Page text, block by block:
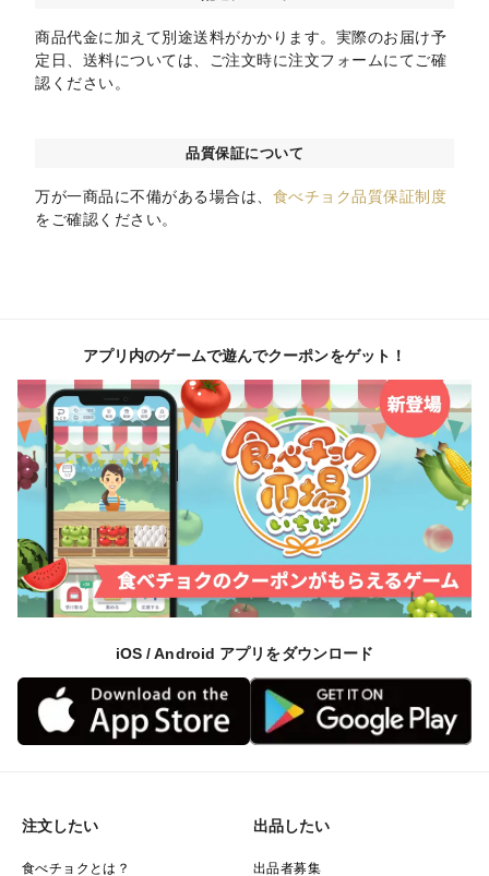
商品代金に加えて別途送料がかかります。実際のお届け予
定日、送料については、ご注文時に注文フォームにてご確
認ください。
品質保証について
万が一商品に不備がある場合は、 食べチョク品質保証制度
をご確認ください。
アプリ内のゲームで遊んでクーポンをゲット！
iOS / Android アプリをダウンロード
注文したい
食べチョクとは？
出品したい
出品者募集